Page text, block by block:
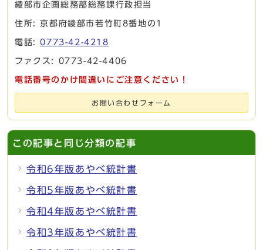
綾部市企画総務部総務課行政担当
住所: 京都府綾部市若竹町8番地の1
電話:0773-42-4218
ファクス: 0773-42-4406
電話番号のかけ間違いにご注意ください！
お問い合わせフォーム
この記事と同じ分類の記事
令和6年版あやべ統計書
令和5年版あやべ統計書
令和4年版あやべ統計書
令和3年版あやべ統計書